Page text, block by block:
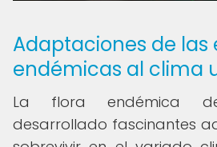
Adaptaciones de las
endémicas al clima
La flora endémica
desarrollado fascinantes